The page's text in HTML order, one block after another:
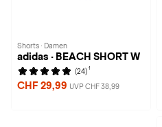
Shorts · Damen
adidas · BEACH SHORT W
(24) 1
CHF 29,99 UVP CHF 38,99